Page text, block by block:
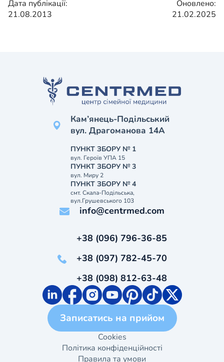
Дата публікації:
21.08.2013
Оновлено:
21.02.2025
Кам’янець-Подільський
вул. Драгоманова 14А
ПУНКТ ЗБОРУ № 1
вул. Героїв УПА 15
ПУНКТ ЗБОРУ № 3
вул. Миру 2
ПУНКТ ЗБОРУ № 4
смт. Скала-Подільська,
вул.Грушевського 103
info@centrmed.com
+38 (096) 796-36-85
+38 (097) 782-45-70
+38 (098) 812-63-48
Записатись на прийом
Cookies
Політика конфіденційності
Правила та умови